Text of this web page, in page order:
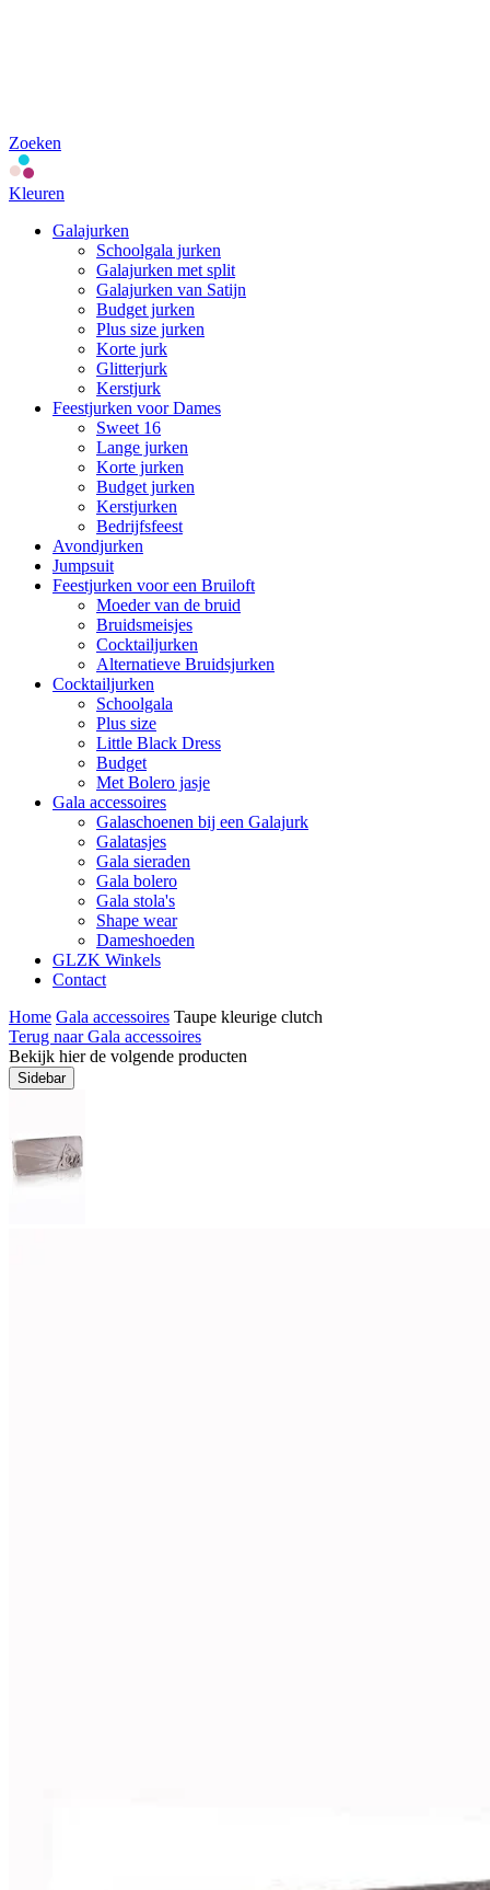
Zoeken
Kleuren
Galajurken
Schoolgala jurken
Galajurken met split
Galajurken van Satijn
Budget jurken
Plus size jurken
Korte jurk
Glitterjurk
Kerstjurk
Feestjurken voor Dames
Sweet 16
Lange jurken
Korte jurken
Budget jurken
Kerstjurken
Bedrijfsfeest
Avondjurken
Jumpsuit
Feestjurken voor een Bruiloft
Moeder van de bruid
Bruidsmeisjes
Cocktailjurken
Alternatieve Bruidsjurken
Cocktailjurken
Schoolgala
Plus size
Little Black Dress
Budget
Met Bolero jasje
Gala accessoires
Galaschoenen bij een Galajurk
Galatasjes
Gala sieraden
Gala bolero
Gala stola's
Shape wear
Dameshoeden
GLZK Winkels
Contact
Home Gala accessoires Taupe kleurige clutch
Terug naar Gala accessoires
Bekijk hier de volgende producten
Sidebar